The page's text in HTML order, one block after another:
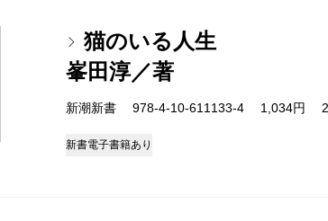
猫のいる人生
峯田淳／著
新潮新書 978-4-10-611133-4 1,034円
新書電子書籍あり